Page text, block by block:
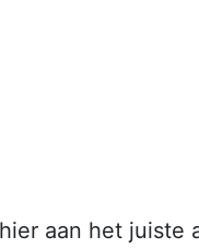
aan het juiste